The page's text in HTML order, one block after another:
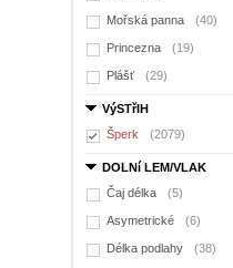
Mořská panna (40)
Princezna (19)
Plášť (29)
VýSTřIH
Šperk
(2079)
DOLNí LEM/VLAK
Čaj délka
(5)
Asymetrické (6)
Délka podlahy (38)